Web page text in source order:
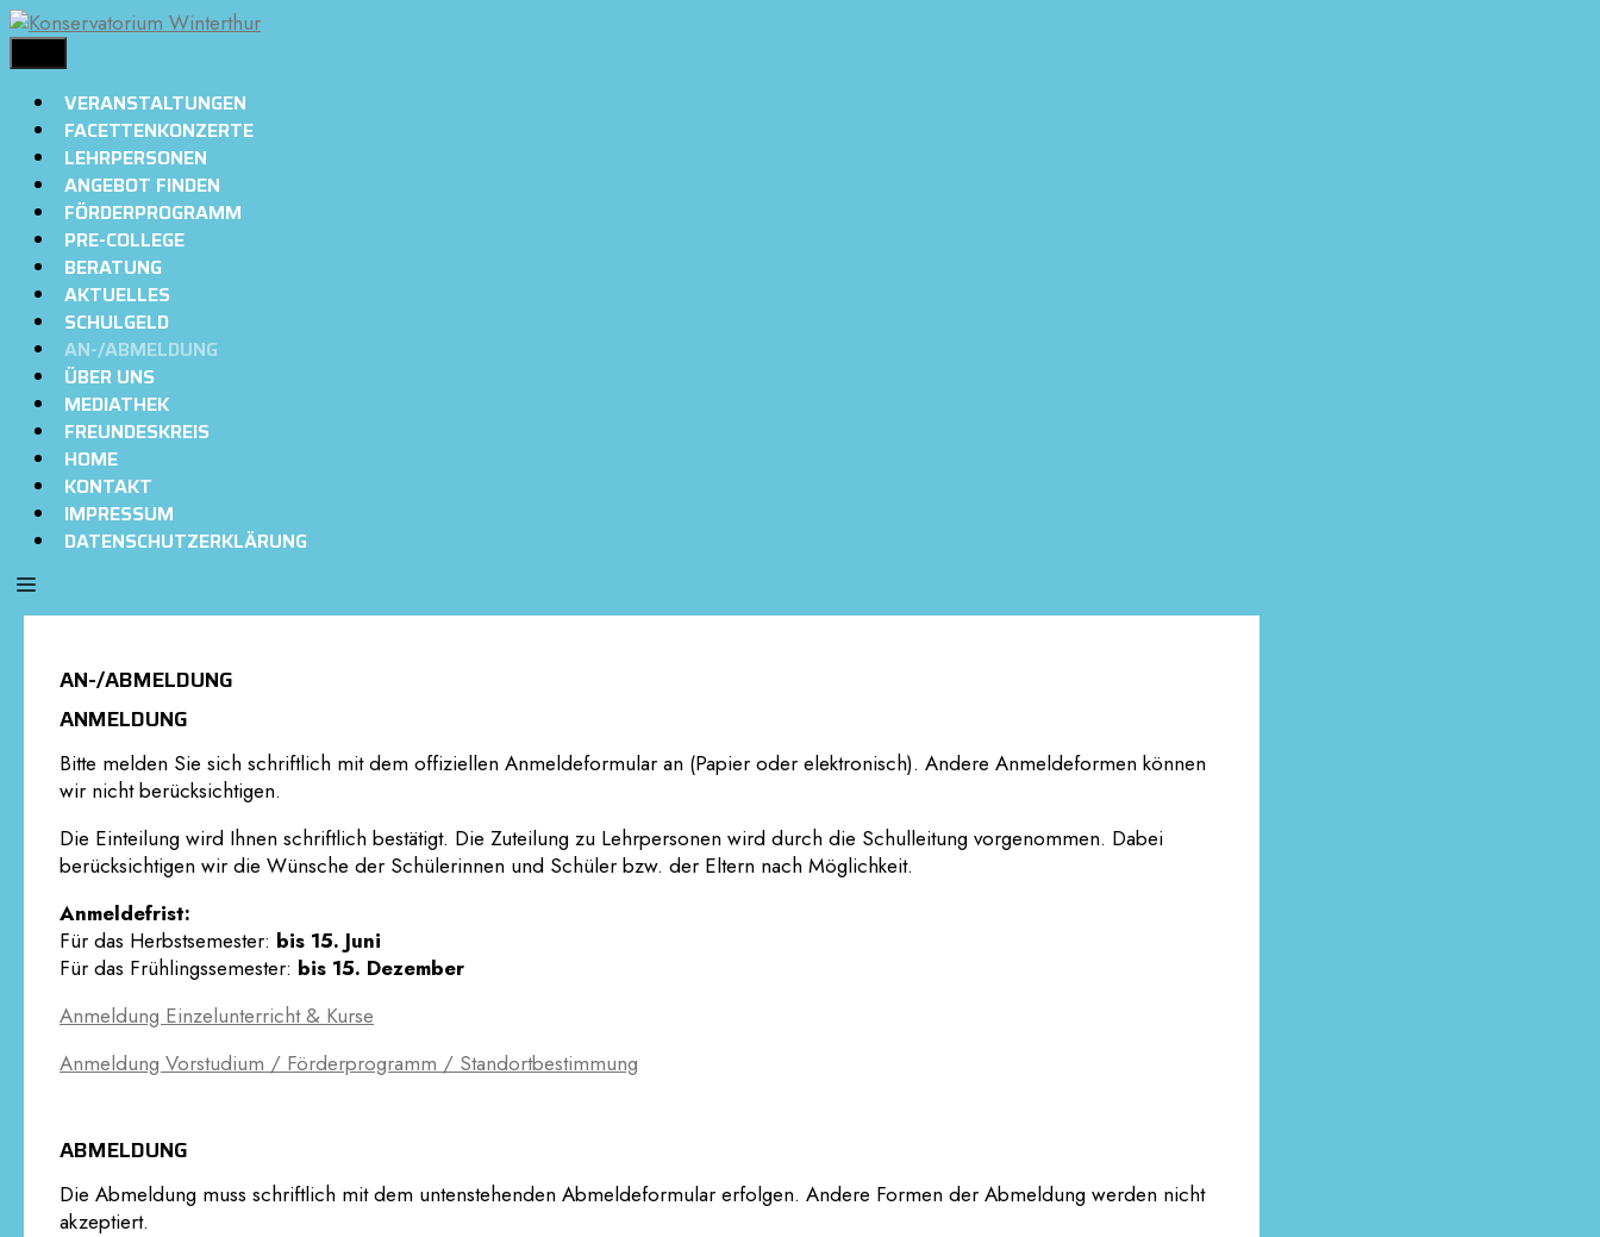
Springe
zum
Inhalt
VERANSTALTUNGEN
FACETTENKONZERTE
LEHRPERSONEN
ANGEBOT FINDEN
FÖRDERPROGRAMM
PRE-COLLEGE
BERATUNG
AKTUELLES
SCHULGELD
AN-/ABMELDUNG
ÜBER UNS
MEDIATHEK
FREUNDESKREIS
HOME
KONTAKT
IMPRESSUM
DATENSCHUTZERKLÄRUNG
AN-/ABMELDUNG
ANMELDUNG
Bitte melden Sie sich schriftlich mit dem offiziellen Anmeldeformular an (Papier oder elektronisch). Andere Anmeldeformen können
wir nicht berücksichtigen.
Die Einteilung wird Ihnen schriftlich bestätigt. Die Zuteilung zu Lehrpersonen wird durch die Schulleitung vorgenommen. Dabei
berücksichtigen wir die Wünsche der Schülerinnen und Schüler bzw. der Eltern nach Möglichkeit.
Anmeldefrist:
Für das Herbstsemester: bis 15. Juni
Für das Frühlingssemester: bis 15. Dezember
Anmeldung Einzelunterricht & Kurse
Anmeldung Vorstudium / Förderprogramm / Standortbestimmung
ABMELDUNG
Die Abmeldung muss schriftlich mit dem untenstehenden Abmeldeformular erfolgen. Andere Formen der Abmeldung werden nicht
akzeptiert.